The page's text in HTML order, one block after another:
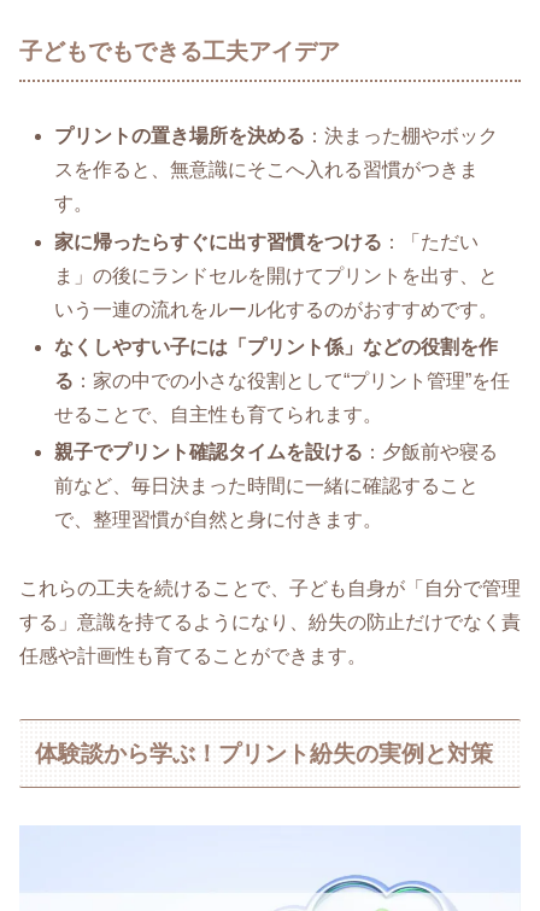
子どもでもできる工夫アイデア
プリントの置き場所を決める ：決まった棚やボック
スを作ると、無意識にそこへ入れる習慣がつきま
す。
家に帰ったらすぐに出す習慣をつける ：「ただい
ま」の後にランドセルを開けてプリントを出す、と
いう一連の流れをルール化するのがおすすめです。
なくしやすい子には「プリント係」などの役割を作
る ：家の中での小さな役割として“プリント管理”を任
せることで、自主性も育てられます。
親子でプリント確認タイムを設ける ：夕飯前や寝る
前など、毎日決まった時間に一緒に確認すること
で、整理習慣が自然と身に付きます。
これらの工夫を続けることで、子ども自身が「自分で管理
する」意識を持てるようになり、紛失の防止だけでなく責
任感や計画性も育てることができます。
体験談から学ぶ！プリント紛失の実例と対策